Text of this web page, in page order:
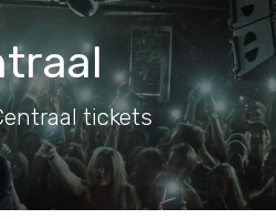
tickets